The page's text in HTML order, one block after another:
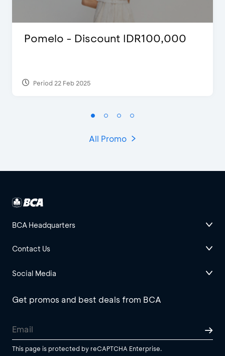
Pomelo - Discount IDR100,000
Period 22 Feb 2025
All Promo
BCA Headquarters
Contact Us
Social Media
Get promos and best deals from BCA
This page is protected by reCAPTCHA Enterprise.